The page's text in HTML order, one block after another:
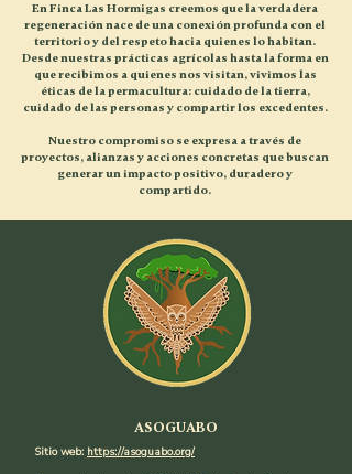
En Finca Las Hormigas creemos que la verdadera
regeneración nace de una conexión profunda con el
territorio y del respeto hacia quienes lo habitan.
Desde nuestras prácticas agrícolas hasta la forma en
que recibimos a quienes nos visitan, vivimos las
éticas de la permacultura: cuidado de la tierra,
cuidado de las personas y compartir los excedentes.
Nuestro compromiso se expresa a través de
proyectos, alianzas y acciones concretas que buscan
generar un impacto positivo, duradero y
compartido.
ASOGUABO
Sitio web: https://asoguabo.org/